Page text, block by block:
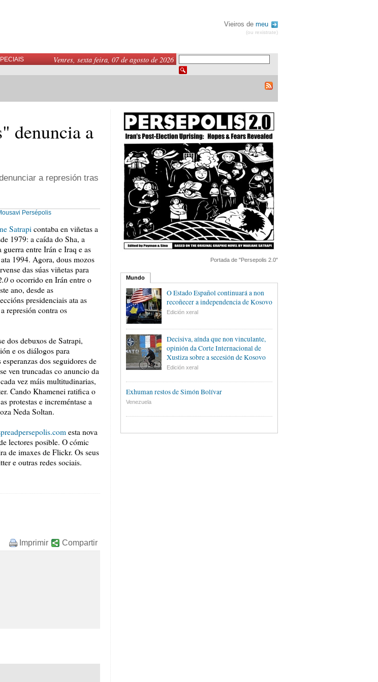
Vieiros de meu
(ou rexistrate)
Venres, sexta feira, 07 de agosto de 2026
denuncia a
a represión tras
Persépolis
Satrapicontaba en viñetas a
1979: a caída do Sha, a
entre Irán e Iraq e as
1994. Agora, dous mozos
das súas viñetas para
o ocorrido en Irán entre o
ano, desde as
presidenciais ata as
represión contra os
dos debuxos de Satrapi,
e os diálogos para
dos seguidores de
ven truncadas co anuncio da
vez máis multitudinarias,
Cando Khamenei ratifica o
protestas e increméntase a
Neda Soltan.
esta nova
lectores posible. O cómic
de imaxes de Flickr. Os seus
e outras redes sociais.
Compartir
Imprimir
Portada de "Persepolis 2.0"
Mundo
O Estado Español continuará a non
recoñecer a independencia de Kosovo
Edición xeral
Decisiva, aínda que non vinculante,
opinión da Corte Internacional de
Xustiza sobre a secesión de Kosovo
Edición xeral
Exhuman restos de Simón Bolívar
Venezuela